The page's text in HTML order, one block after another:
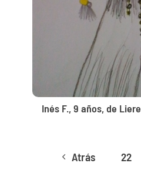
Inés F., 9 años, de
4 Atrás 22